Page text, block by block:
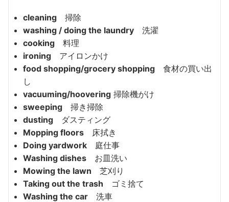
cleaning 掃除
washing / doing the laundry 洗濯
cooking 料理
ironing アイロンかけ
food shopping/grocery shopping 食材の買い出
し
vacuuming/hoovering 掃除機がけ
sweeping 掃き掃除
dusting ダスティング
Mopping floors 床拭き
Doing yardwork 庭仕事
Washing dishes お皿洗い
Mowing the lawn 芝刈り
Taking out the trash ゴミ捨て
Washing the car 洗車